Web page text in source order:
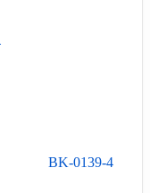
BK-0139-4